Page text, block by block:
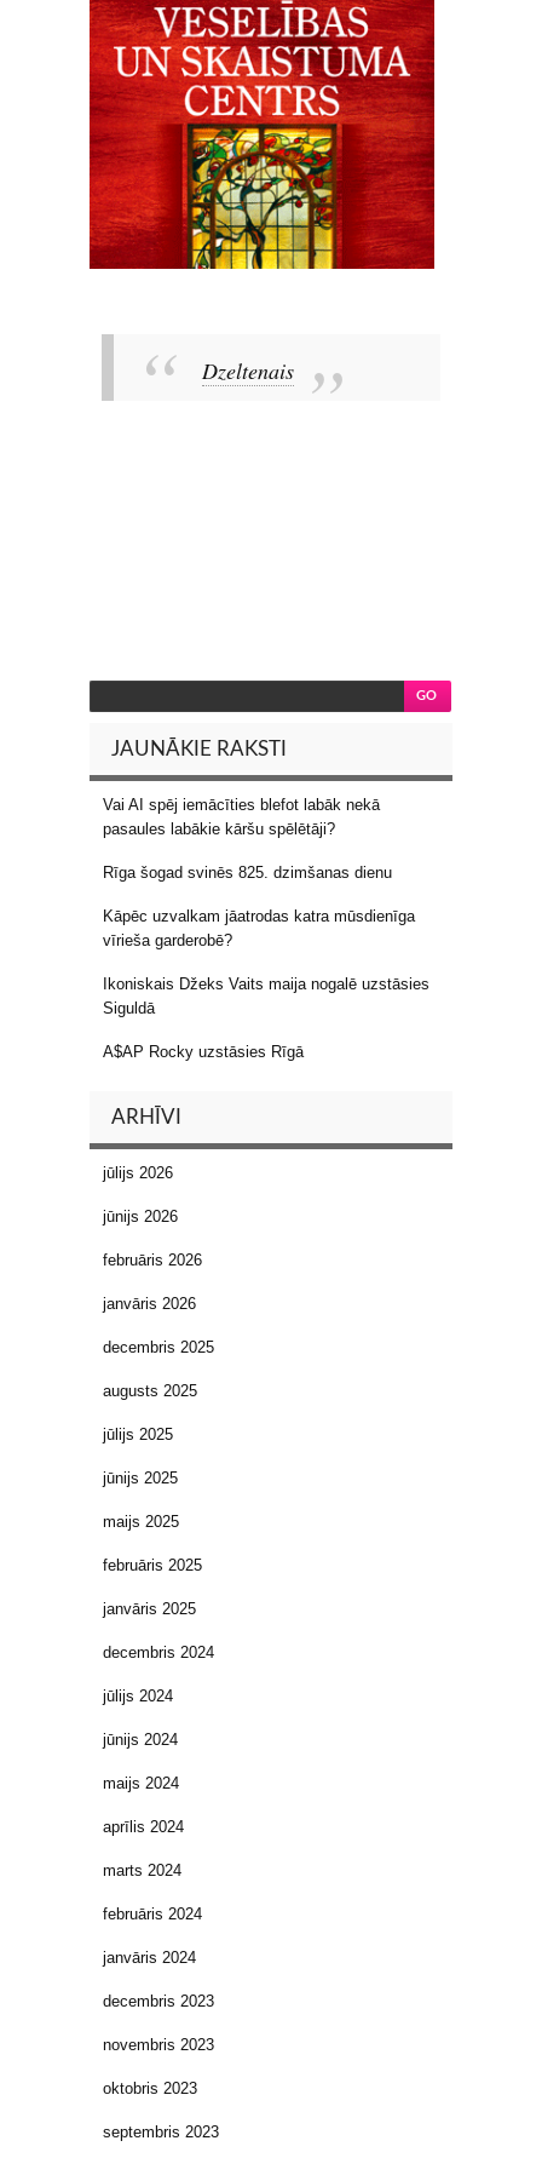
Dzeltenais
JAUNĀKIE RAKSTI
Vai AI spēj iemācīties blefot labāk nekā
pasaules labākie kāršu spēlētāji?
Rīga šogad svinēs 825. dzimšanas dienu
Kāpēc uzvalkam jāatrodas katra mūsdienīga
vīrieša garderobē?
Ikoniskais Džeks Vaits maija nogalē uzstāsies
Siguldā
A$AP Rocky uzstāsies Rīgā
ARHĪVI
jūlijs 2026
jūnijs 2026
februāris 2026
janvāris 2026
decembris 2025
augusts 2025
jūlijs 2025
jūnijs 2025
maijs 2025
februāris 2025
janvāris 2025
decembris 2024
jūlijs 2024
jūnijs 2024
maijs 2024
aprīlis 2024
marts 2024
februāris 2024
janvāris 2024
decembris 2023
novembris 2023
oktobris 2023
septembris 2023